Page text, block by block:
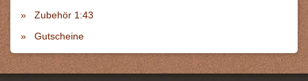
Zubehör 1:43
Gutscheine